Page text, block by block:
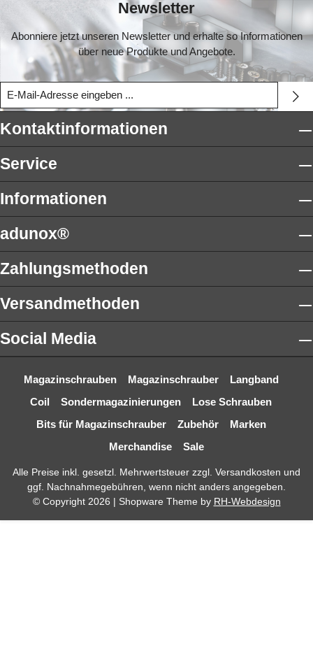
Newsletter
Abonniere jetzt unseren Newsletter und erhalte so Informationen
über neue Produkte und Angebote.
Kontaktinformationen
Service
Informationen
adunox®
Zahlungsmethoden
Versandmethoden
Social Media
Magazinschrauben Magazinschrauber
Langband
Coil
Sondermagazinierungen
Lose Schrauben
Bits für Magazinschrauber
Zubehör
Marken
Merchandise
Sale
Alle Preise inkl. gesetzl. Mehrwertsteuer zzgl. Versandkosten und
ggf. Nachnahmegebühren, wenn nicht anders angegeben.
© Copyright 2026 | Shopware Theme by RH-Webdesign